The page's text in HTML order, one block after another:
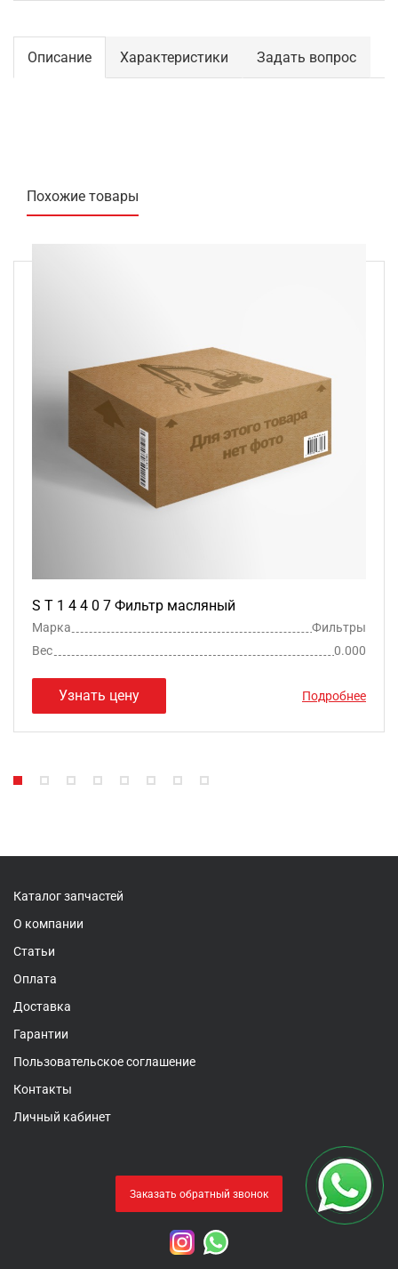
Описание Характеристики Задать вопрос
Похожие товары
S T 1 4 4 0 7 Фильтр масляный
Марка
Фильтры
Вес
0.000
Узнать цену Подробнее
Каталог запчастей
О компании
Статьи
Оплата
Доставка
Гарантии
Пользовательское соглашение
Контакты
Личный кабинет
Заказать обратный звонок